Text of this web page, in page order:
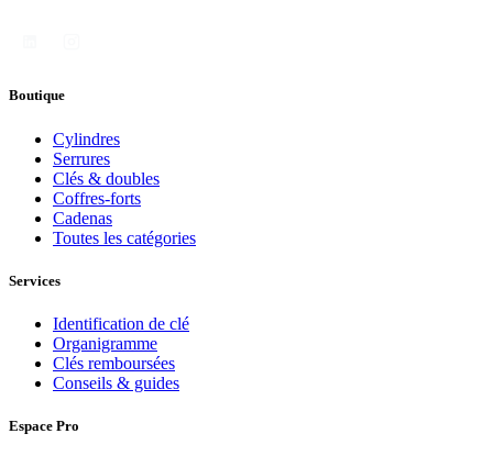
Boutique
Cylindres
Serrures
Clés & doubles
Coffres-forts
Cadenas
Toutes les catégories
Services
Identification de clé
Organigramme
Clés remboursées
Conseils & guides
Espace Pro